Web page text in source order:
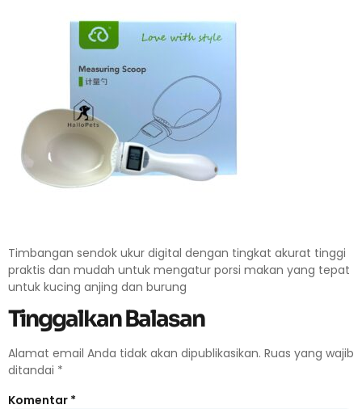
Timbangan sendok ukur digital dengan tingkat akurat tinggi
praktis dan mudah untuk mengatur porsi makan yang tepat
untuk kucing anjing dan burung
Tinggalkan Balasan
Alamat email Anda tidak akan dipublikasikan. Ruas yang wajib
ditandai *
Komentar *